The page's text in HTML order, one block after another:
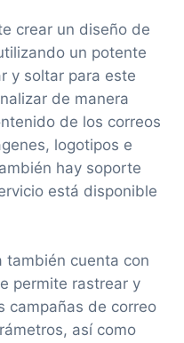
crear un diseño de
un potente
y soltar para este
de manera
de los correos
logotipos e
hay soporte
está disponible
también cuenta con
permite rastrear y
campañas de correo
así como